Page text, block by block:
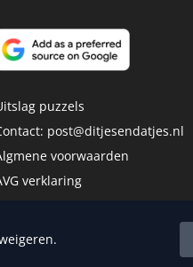
puzzels
post@ditjesendatjes.nl
voorwaarden
verklaring